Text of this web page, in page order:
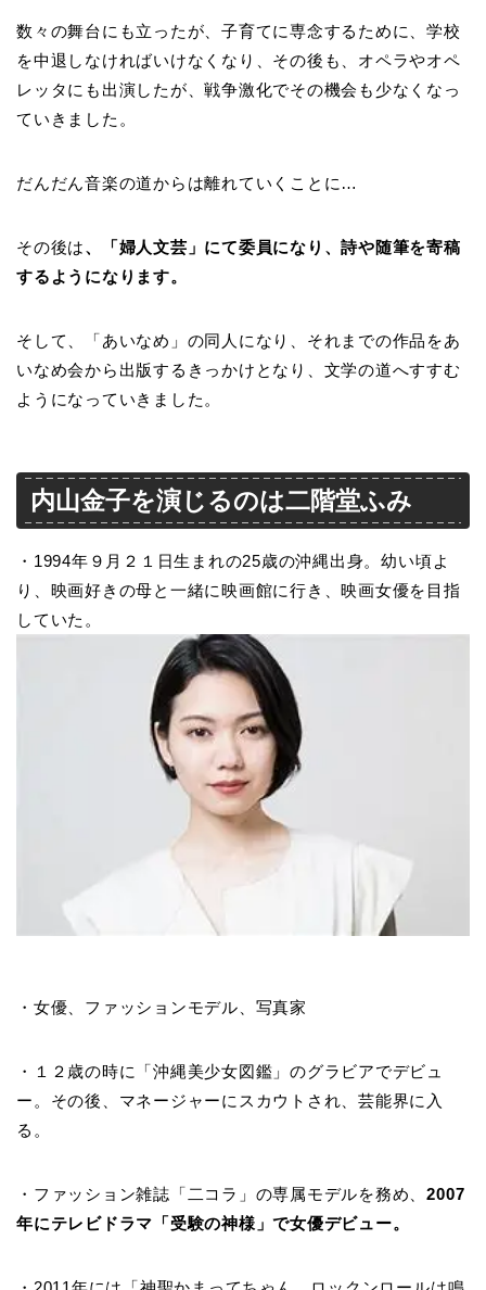
数々の舞台にも立ったが、子育てに専念するために、学校
を中退しなければいけなくなり、その後も、オペラやオペ
レッタにも出演したが、戦争激化でその機会も少なくなっ
ていきました。
だんだん音楽の道からは離れていくことに…
その後は、「婦人文芸」にて委員になり、詩や随筆を寄稿
するようになります。
そして、「あいなめ」の同人になり、それまでの作品をあ
いなめ会から出版するきっかけとなり、文学の道へすすむ
ようになっていきました。
内山金子を演じるのは二階堂ふみ
・1994年９月２１日生まれの25歳の沖縄出身。幼い頃よ
り、映画好きの母と一緒に映画館に行き、映画女優を目指
していた。
・女優、ファッションモデル、写真家
・１２歳の時に「沖縄美少女図鑑」のグラビアでデビュ
ー。その後、マネージャーにスカウトされ、芸能界に入
る。
・ファッション雑誌「二コラ」の専属モデルを務め、2007
年にテレビドラマ「受験の神様」で女優デビュー。